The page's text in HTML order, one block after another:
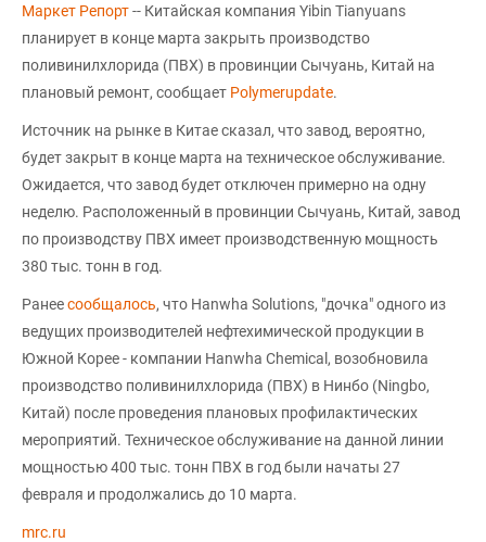
Маркет Репорт-- Китайская компания Yibin Tianyuans
планирует в конце марта закрыть производство
поливинилхлорида (ПВХ) в провинции Сычуань, Китай на
плановый ремонт, сообщает Polymerupdate.
Источник на рынке в Китае сказал, что завод, вероятно,
будет закрыт в конце марта на техническое обслуживание.
Ожидается, что завод будет отключен примерно на одну
неделю. Расположенный в провинции Сычуань, Китай, завод
по производству ПВХ имеет производственную мощность
380 тыс. тонн в год.
Ранеесообщалось, что Hanwha Solutions, "дочка" одного из
ведущих производителей нефтехимической продукции в
Южной Корее - компании Hanwha Chemical, возобновила
производство поливинилхлорида (ПВХ) в Нинбо (Ningbo,
Китай) после проведения плановых профилактических
мероприятий. Техническое обслуживание на данной линии
мощностью 400 тыс. тонн ПВХ в год были начаты 27
февраля и продолжались до 10 марта.
mrc.ru